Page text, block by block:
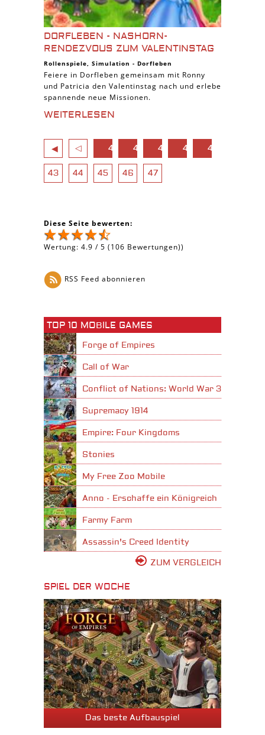
DORFLEBEN - NASHORN-
RENDEZVOUS ZUM VALENTINSTAG
Rollenspiele, Simulation - Dorfleben
Feiere in Dorfleben gemeinsam mit Ronny
und Patricia den Valentinstag nach und erlebe
spannende neue Missionen.
WEITERLESEN
◀ ◁
42?
feed=rss2
42?
feed=rss2
42?
feed=rss2
42?
42?
43 44 45 46 47
Diese Seite bewerten:
Wertung: 4.9 / 5 (106 Bewertungen))
RSS Feed abonnieren
TOP 10 MOBILE GAMES
Forge of Empires
Call of War
Conflict of Nations: World War 3
Supremacy 1914
Empire: Four Kingdoms
Stonies
My Free Zoo Mobile
Anno - Erschaffe ein Königreich
Farmy Farm
Assassin's Creed Identity
ZUM VERGLEICH
SPIEL DER WOCHE
Das beste Aufbauspiel